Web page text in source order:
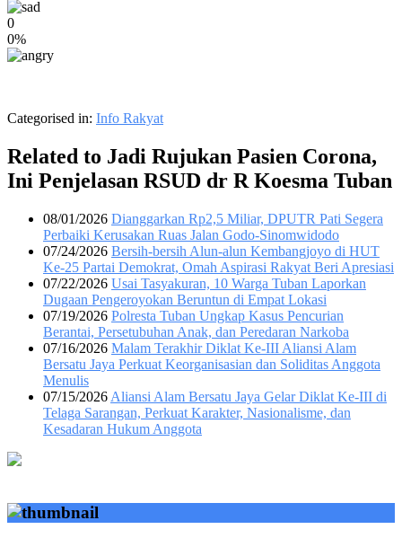
0
0%
Categorised in: Info Rakyat
Related to Jadi Rujukan Pasien Corona,
Ini Penjelasan RSUD dr R Koesma Tuban
08/01/2026 Dianggarkan Rp2,5 Miliar, DPUTR Pati Segera
Perbaiki Kerusakan Ruas Jalan Godo-Sinomwidodo
07/24/2026 Bersih-bersih Alun-alun Kembangjoyo di HUT
Ke-25 Partai Demokrat, Omah Aspirasi Rakyat Beri Apresiasi
07/22/2026 Usai Tasyakuran, 10 Warga Tuban Laporkan
Dugaan Pengeroyokan Beruntun di Empat Lokasi
07/19/2026 Polresta Tuban Ungkap Kasus Pencurian
Berantai, Persetubuhan Anak, dan Peredaran Narkoba
07/16/2026 Malam Terakhir Diklat Ke-III Aliansi Alam
Bersatu Jaya Perkuat Keorganisasian dan Soliditas Anggota
Menulis
07/15/2026 Aliansi Alam Bersatu Jaya Gelar Diklat Ke-III di
Telaga Sarangan, Perkuat Karakter, Nasionalisme, dan
Kesadaran Hukum Anggota